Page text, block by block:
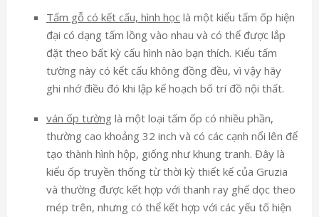
Tấm gỗ có kết cấu, hình học là một kiểu tấm ốp hiện
đại có dạng tấm lồng vào nhau và có thể được lắp
đặt theo bất kỳ cấu hình nào bạn thích. Kiểu tấm
tường này có kết cấu không đồng đều, vì vậy hãy
ghi nhớ điều đó khi lập kế hoạch bố trí đồ nội thất.
ván ốp tường là một loại tấm ốp có nhiều phần,
thường cao khoảng 32 inch và có các cạnh nổi lên để
tạo thành hình hộp, giống như khung tranh. Đây là
kiểu ốp truyền thống từ thời kỳ thiết kế của Gruzia
và thường được kết hợp với thanh ray ghế dọc theo
mép trên, nhưng có thể kết hợp với các yếu tố hiện